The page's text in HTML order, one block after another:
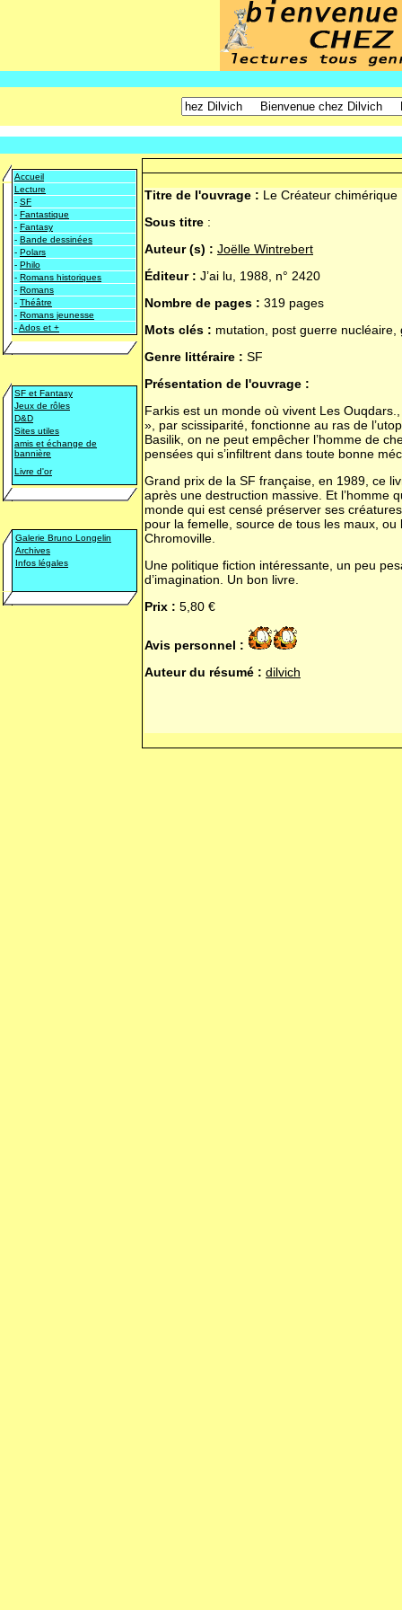
Accueil
Lecture
- SF
- Fantastique
- Fantasy
- Bande dessinées
- Polars
- Philo
- Romans historiques
- Romans
- Théâtre
- Romans jeunesse
-Ados et +
SF et Fantasy
Jeux de rôles
D&D
Sites utiles
amis et échange de
bannière
Livre d'or
Galerie Bruno Longelin
Archives
Infos légales
Titre de l'ouvrage : Le Créateur chimérique
Sous titre :
Auteur (s) : Joëlle Wintrebert
Éditeur : J’ai lu, 1988, n° 2420
Nombre de pages : 319 pages
Mots clés : mutation, post guerre
Genre littéraire : SF
Présentation de l'ouvrage :
Farkis est un monde où vivent Les
», par scissiparité, fonctionne au ras de
Basilik, on ne peut empêcher l’homme de
pensées qui s’infiltrent dans toute bonne
Grand prix de la SF française, en 1989, ce
après une destruction massive. Et l’homme
monde qui est censé préserver ses
pour la femelle, source de tous les maux,
Chromoville.
Une politique fiction intéressante, un peu
d’imagination. Un bon livre.
Prix : 5,80 €
Avis personnel :
Auteur du résumé : dilvich